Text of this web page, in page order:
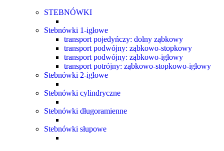
STEBNÓWKI
Stebnówki 1-igłowe
transport pojedyńczy: dolny ząbkowy
transport podwójny: ząbkowo-stopkowy
transport podwójny: ząbkowo-igłowy
transport potrójny: ząbkowo-stopkowo-igłowy
Stebnówki 2-igłowe
Stebnówki cylindryczne
Stebnówki długoramienne
Stebnówki słupowe